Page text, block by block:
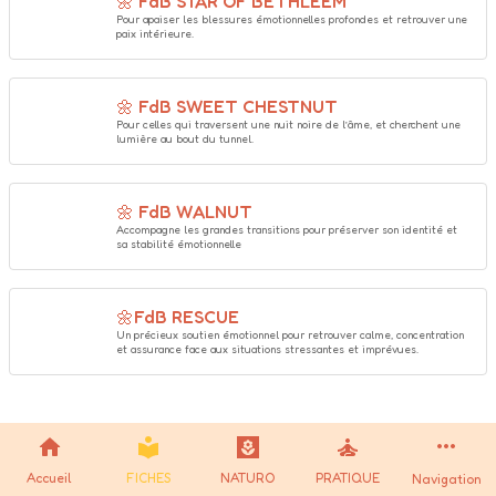
Pour apaiser les blessures émotionnelles profondes et retrouver une
🌼 FdB SWEET CHESTNUT
Pour celles qui traversent une nuit noire de l’âme, et cherchent une
🌼 FdB WALNUT
Accompagne les grandes transitions pour préserver son identité et
🌼FdB RESCUE
Un précieux soutien émotionnel pour retrouver calme, concentration
Accueil FICHES NATURO PRATIQUE Navigation